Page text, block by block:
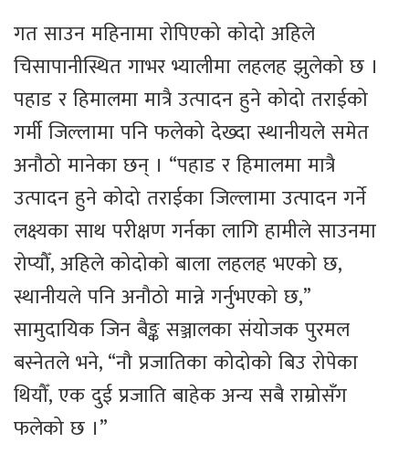
गत साउन महिनामा रोपिएको कोदो अहिले
चिसापानीस्थित गाभर भ्यालीमा लहलह झुलेको छ ।
पहाड र हिमालमा मात्रै उत्पादन हुने कोदो तराईको
गर्मी जिल्लामा पनि फलेको देख्दा स्थानीयले समेत
अनौठो मानेका छन् । “पहाड र हिमालमा मात्रै
उत्पादन हुने कोदो तराईका जिल्लामा उत्पादन गर्ने
लक्ष्यका साथ परीक्षण गर्नका लागि हामीले साउनमा
रोप्यौँ, अहिले कोदोको बाला लहलह भएको छ,
स्थानीयले पनि अनौठो मान्ने गर्नुभएको छ,”
सामुदायिक जिन बैङ्क सञ्जालका संयोजक पुरमल
बस्नेतले भने, “नौ प्रजातिका कोदोको बिउ रोपेका
थियौँ, एक दुई प्रजाति बाहेक अन्य सबै राम्रोसँग
फलेको छ ।”